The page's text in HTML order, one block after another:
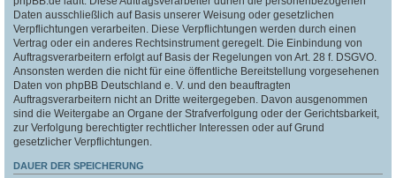
Daten ausschließlich auf Basis unserer Weisung oder gesetzlichen
Verpflichtungen verarbeiten. Diese Verpflichtungen werden durch einen
Vertrag oder ein anderes Rechtsinstrument geregelt. Die Einbindung von
Auftragsverarbeitern erfolgt auf Basis der Regelungen von Art. 28 f. DSGVO.
Ansonsten werden die nicht für eine öffentliche Bereitstellung vorgesehenen
Daten von phpBB Deutschland e. V. und den beauftragten
Auftragsverarbeitern nicht an Dritte weitergegeben. Davon ausgenommen
sind die Weitergabe an Organe der Strafverfolgung oder der Gerichtsbarkeit,
zur Verfolgung berechtigter rechtlicher Interessen oder auf Grund
gesetzlicher Verpflichtungen.
DAUER DER SPEICHERUNG